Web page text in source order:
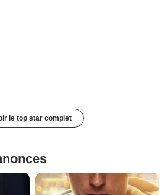
le top star complet